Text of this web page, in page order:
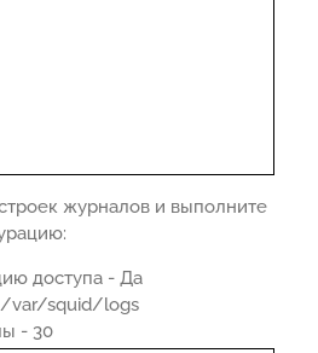
журналов и выполните
доступа - Да
/var/squid/logs
- 30